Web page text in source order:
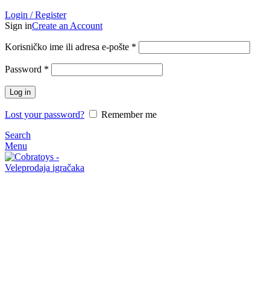
Login / Register
Sign inCreate an Account
Korisničko ime ili adresa e-pošte *
Password *
Log in
Lost your password?
Remember me
Search
Menu